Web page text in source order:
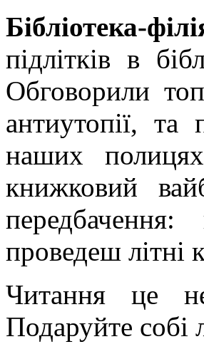
Бібліотека-
підлітків в
Обговорили
антиутопії, та
наших
книжковий
проведеш літні
Читання це
Подаруйте собі